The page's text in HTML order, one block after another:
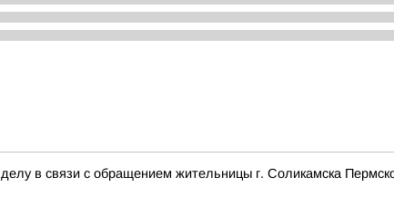
в связи с обращением жительницы г. Соликамска